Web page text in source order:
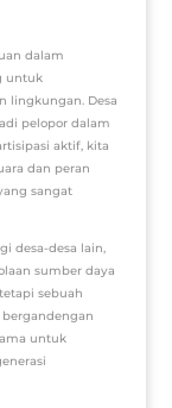
dalam
untuk
lingkungan. Desa
pelopor dalam
aktif, kita
dan peran
sangat
desa-desa lain,
sumber daya
sebuah
untuk